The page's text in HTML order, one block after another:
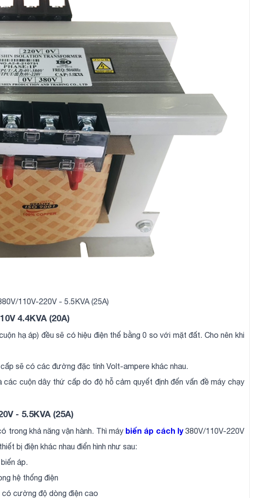
110V-220V - 5.5KVA (25A)
4.4KVA (20A)
hạ áp) đều sẽ có hiệu điện thế bằng 0 so với mặt đất. Cho nên khi
sẽ có các đường đặc tính Volt-ampere khác nhau.
cuộn dây thứ cấp do độ hỗ cảm quyết định đến vấn đề máy chạy
- 5.5KVA (25A)
trong khả năng vận hành. Thì máy biến áp cách ly380V/110V-220V
bị điện khác nhau điển hình như sau:
áp.
hệ thống điện
có cường độ dòng điện cao